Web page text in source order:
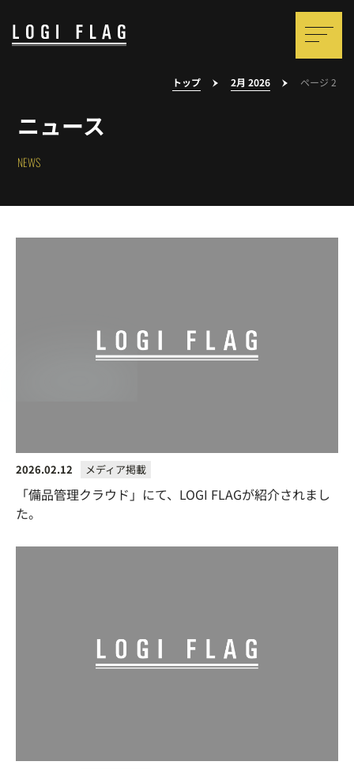
トップ 2月 2026 ページ 2
ニュース
NEWS
2026.02.12 メディア掲載
「備品管理クラウド」にて、LOGI FLAGが紹介されまし
た。